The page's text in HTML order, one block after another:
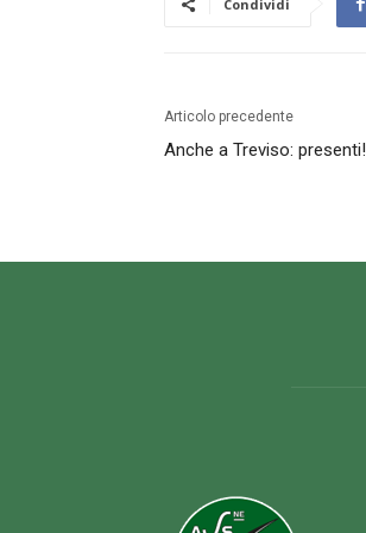
Condividi
Articolo precedente
Anche a Treviso: presenti!